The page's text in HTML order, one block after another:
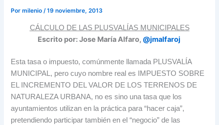
Pormilenio /19 noviembre, 2013
CÁLCULO DE LAS PLUSVALÍAS MUNICIPALES
Escrito por: Jose María Alfaro, @jmalfaroj
Esta tasa o impuesto, comúnmente llamada PLUSVALÍA
MUNICIPAL, pero cuyo nombre real es IMPUESTO SOBRE
EL INCREMENTO DEL VALOR DE LOS TERRENOS DE
NATURALEZA URBANA, no es sino una tasa que los
ayuntamientos utilizan en la práctica para “hacer caja”,
pretendiendo participar también en el “negocio” de las